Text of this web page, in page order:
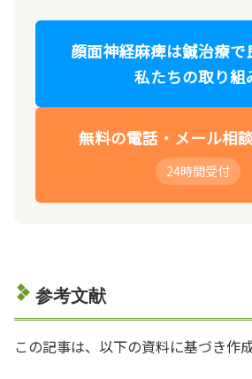
顔面神経麻痺は鍼治療で
私たちの取り組
無料の電話・メール相
24時間受付
参考文献
この記事は、以下の資料に基づき作